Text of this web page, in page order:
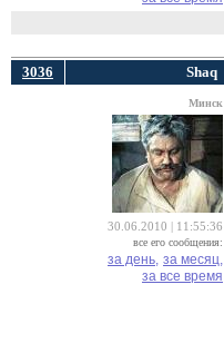
3036 Shaq
Минск
30.06.2010 | 11:55:36
все его сообщения:
за день, за месяц,
за все время